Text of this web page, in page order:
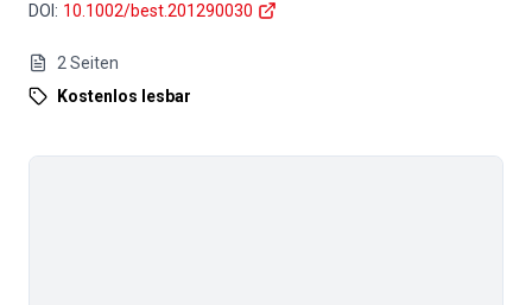
DOI : 10.1002/best.201290030
2 Seiten
Kostenlos lesbar